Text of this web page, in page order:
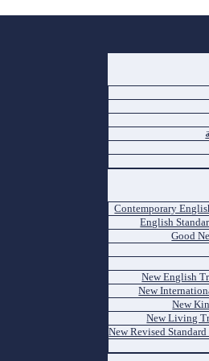
Contemporary
English
Good
New English
New
New
New Living
New Revised